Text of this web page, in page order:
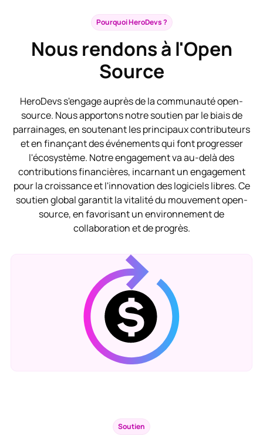
Pourquoi HeroDevs ?
Nous rendons à l'Open
Source
HeroDevs s'engage auprès de la communauté open-
source. Nous apportons notre soutien par le biais de
parrainages, en soutenant les principaux contributeurs
et en finançant des événements qui font progresser
l'écosystème. Notre engagement va au-delà des
contributions financières, incarnant un engagement
pour la croissance et l'innovation des logiciels libres. Ce
soutien global garantit la vitalité du mouvement open-
source, en favorisant un environnement de
collaboration et de progrès.
Soutien